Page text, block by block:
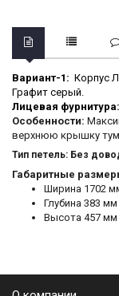
Вариант-1: Корпус
Графит серый.
Лицевая фурнитура:
Особенности:
верхнюю крышку
Тип петель: Без
Габаритные
Ширина 1702
Глубина 383 мм
Высота 457 мм